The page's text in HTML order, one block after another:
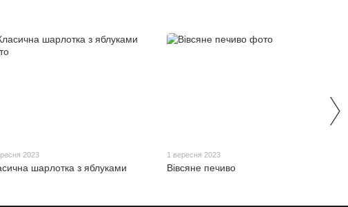
2023
шарлотка з яблуками
1 вересня 2023
Вівсяне печиво